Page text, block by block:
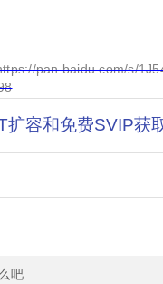
pan.baidu.com/s/
扩容和免费SVIP获